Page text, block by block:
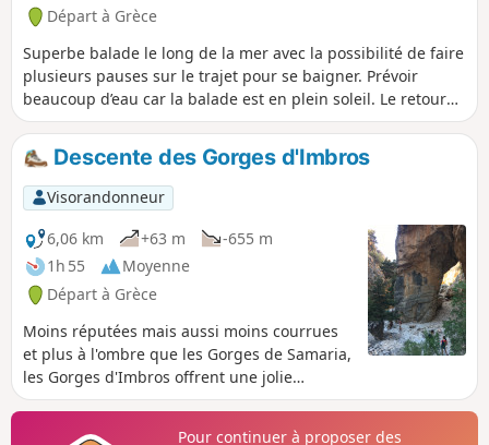
Départ à Grèce
Superbe balade le long de la mer avec la possibilité de faire
plusieurs pauses sur le trajet pour se baigner. Prévoir
beaucoup d’eau car la balade est en plein soleil. Le retour
peut se faire par le même chemin, ou alors en prenant un
bateauDescente des Gorges d'Imbros
Visorandonneur
6,06 km
+63 m
-655 m
1h 55
Moyenne
Départ à Grèce
Moins réputées mais aussi moins courrues
et plus à l'ombre que les Gorges de Samaria,
les Gorges d'Imbros offrent une jolie
descente presque jusqu'à la Mer de
Pour continuer à proposer des